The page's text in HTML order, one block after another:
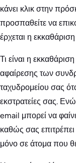
κάνει κλικ στην
προσπαθείτε να
έρχεται η
Τι είναι η
αφαίρεσης των
ταχυδρομείου σας
εκστρατείες σας.
email μπορεί να
καθώς σας επιτρέπει
μόνο σε άτομα που